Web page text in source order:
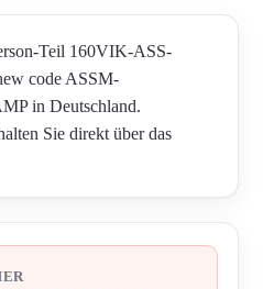
Teil 160VIK-ASS-
code ASSM-
in Deutschland.
Sie direkt über das